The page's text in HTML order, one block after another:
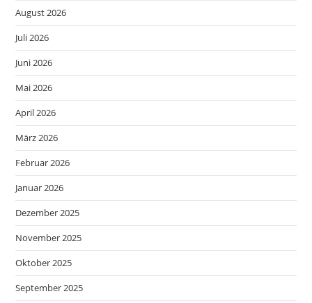
August 2026
Juli 2026
Juni 2026
Mai 2026
April 2026
März 2026
Februar 2026
Januar 2026
Dezember 2025
November 2025
Oktober 2025
September 2025